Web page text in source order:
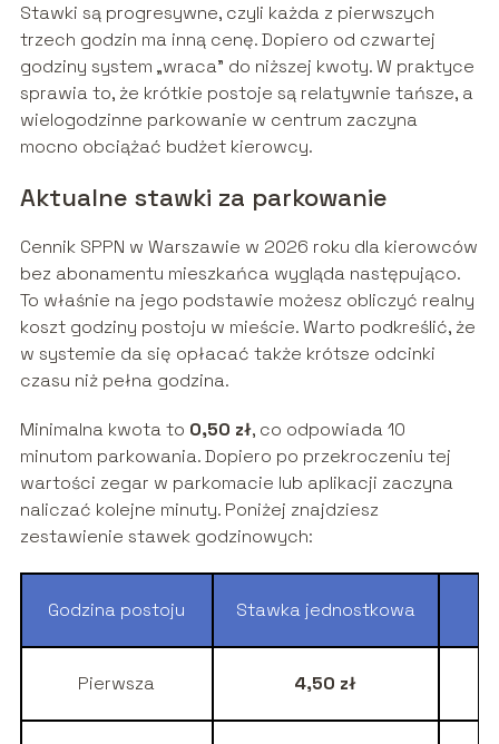
Stawki są progresywne, czyli każda z pierwszych
trzech godzin ma inną cenę. Dopiero od czwartej
godziny system „wraca” do niższej kwoty. W praktyce
sprawia to, że krótkie postoje są relatywnie tańsze, a
wielogodzinne parkowanie w centrum zaczyna
mocno obciążać budżet kierowcy.
Aktualne stawki za parkowanie
Cennik SPPN w Warszawie w 2026 roku dla kierowców
bez abonamentu mieszkańca wygląda następująco.
To właśnie na jego podstawie możesz obliczyć realny
koszt godziny postoju w mieście. Warto podkreślić, że
w systemie da się opłacać także krótsze odcinki
czasu niż pełna godzina.
Minimalna kwota to 0,50 zł, co odpowiada 10
minutom parkowania. Dopiero po przekroczeniu tej
wartości zegar w parkomacie lub aplikacji zaczyna
naliczać kolejne minuty. Poniżej znajdziesz
zestawienie stawek godzinowych:
Godzina postoju Stawka jednostkowa
Pierwsza 4,50 zł